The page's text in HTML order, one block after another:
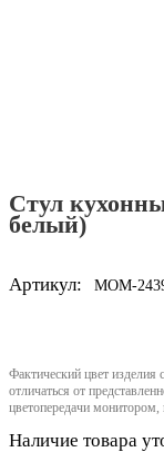
Стул
белый)
Артикул: MOM-
Фактический цвет изделия
отличаться от
цветопередачи
Наличие товара